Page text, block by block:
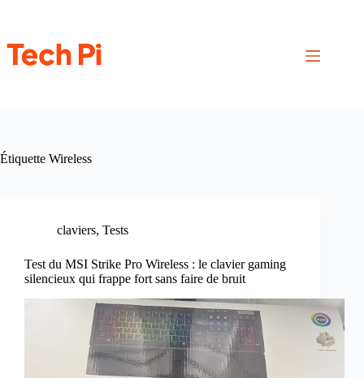
Étiquette Wireless
claviers, Tests
Test du MSI Strike Pro Wireless : le clavier gaming
silencieux qui frappe fort sans faire de bruit